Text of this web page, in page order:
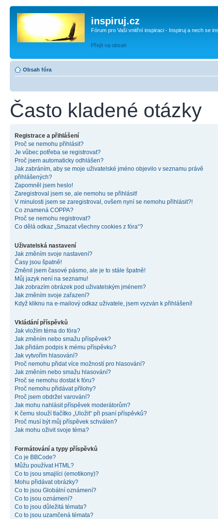
inspiruj.cz
Fórum pro Vaši vnitřní inspiraci - Inspiruj a nech se
Přejít na obsah
Obsah fóra
Často kladené otázky
Registrace a přihlášení
Proč se nemohu přihlásit?
Je vůbec potřeba se registrovat?
Proč jsem automaticky odhlášen?
Jak zabráním, aby se moje uživatelské jméno objevilo v seznamu právě
přihlášených?
Zapomněl jsem heslo!
Zaregistroval jsem se, ale nemohu se přihlásit!
V minulosti jsem se zaregistroval, ovšem nyní se nemohu přihlásit?!
Co znamená COPPA?
Proč se nemohu registrovat?
Co dělá odkaz „Smazat všechny cookies z fóra“?
Uživatelská nastavení
Jak změním svoje nastavení?
Časy jsou špatně!
Změnil jsem časové pásmo, ale je to stále špatně!
Můj jazyk není na seznamu!
Jak zobrazím obrázek pod uživatelským jménem?
Jak změním svoje zařazení?
Když kliknu na e-mailový odkaz uživatele, jsem vyzván k přihlášení!
Vkládání příspěvků
Jak vložím téma do fóra?
Jak změním nebo smažu příspěvek?
Jak přidám podpis k mému příspěvku?
Jak vytvořím hlasování?
Proč nemohu přidat více možností pro hlasování?
Jak změním nebo smažu hlasování?
Proč se nemohu dostat k fóru?
Proč nemohu přidávat přílohy?
Proč jsem obdržel varování?
Jak mohu nahlásit příspěvek moderátorům?
K čemu slouží tlačítko „Uložit“ při psaní příspěvků?
Proč musí být můj příspěvek schválen?
Jak mohu oživit svoje téma?
Formátování a typy příspěvků
Co je BBCode?
Můžu používat HTML?
Co to jsou smajlíci (emotikony)?
Mohu přidávat obrázky?
Co to jsou Globální oznámení?
Co to jsou oznámení?
Co to jsou důležitá témata?
Co to jsou uzamčená témata?